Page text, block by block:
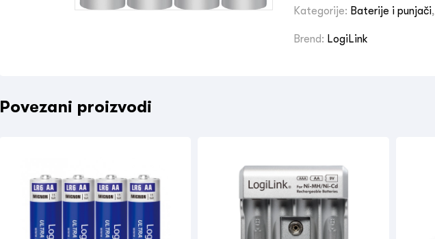
Kategorije: Baterije i punjači,
Brend: LogiLink
Povezani proizvodi